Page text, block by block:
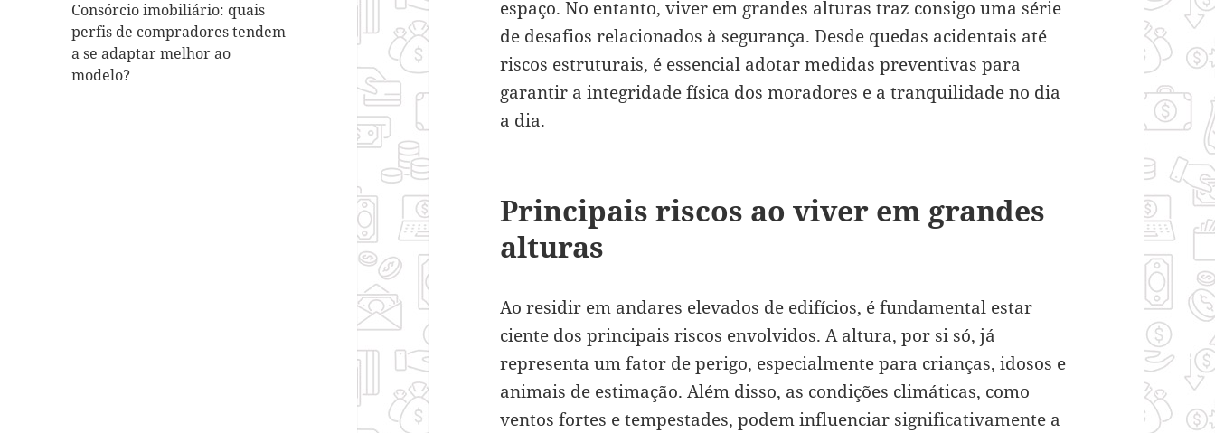
Consórcio imobiliário: quais
perfis de compradores tendem
a se adaptar melhor ao
modelo?
espaço. No entanto, viver em grandes alturas traz consigo uma série
de desafios relacionados à segurança. Desde quedas acidentais até
riscos estruturais, é essencial adotar medidas preventivas para
garantir a integridade física dos moradores e a tranquilidade no dia
a dia.
Principais riscos ao viver em grandes
alturas
Ao residir em andares elevados de edifícios, é fundamental estar
ciente dos principais riscos envolvidos. A altura, por si só, já
representa um fator de perigo, especialmente para crianças, idosos e
animais de estimação. Além disso, as condições climáticas, como
ventos fortes e tempestades, podem influenciar significativamente a